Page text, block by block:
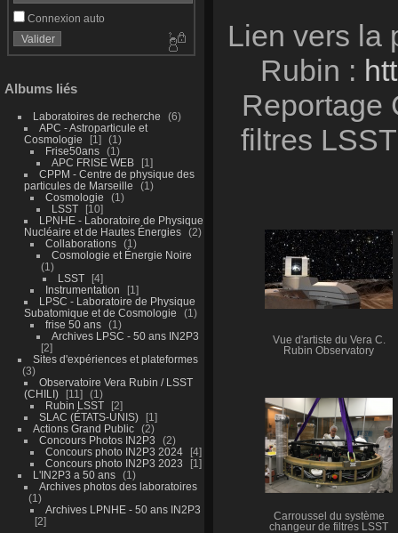
Connexion auto
Albums liés
Laboratoires de recherche
6
APC - Astroparticule et
Cosmologie
1
1
Frise50ans
1
APC FRISE WEB
1
CPPM - Centre de physique des
particules de Marseille
1
Cosmologie
1
LSST
10
LPNHE - Laboratoire de Physique
Nucléaire et de Hautes Énergies
2
Collaborations
1
Cosmologie et Énergie Noire
1
LSST
4
Instrumentation
1
LPSC - Laboratoire de Physique
Subatomique et de Cosmologie
1
frise 50 ans
1
Archives LPSC - 50 ans IN2P3
2
Sites d'expériences et plateformes
3
Observatoire Vera Rubin / LSST
(CHILI)
11
1
Rubin LSST
2
SLAC (ÉTATS-UNIS)
1
Actions Grand Public
2
Concours Photos IN2P3
2
Concours photo IN2P3 2024
4
Concours photo IN2P3 2023
1
L'IN2P3 a 50 ans
1
Archives photos des laboratoires
1
Archives LPNHE - 50 ans IN2P3
2
Lien vers la
Rubin :
Reportage
filtres
Vue d'artiste du Vera C.
Rubin Observatory
Carroussel du système
changeur de filtres LSST